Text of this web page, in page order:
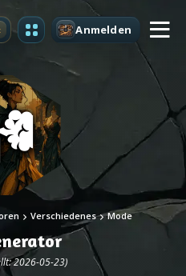
Anmelden
Verschiedenes Mode
2026-05-23)